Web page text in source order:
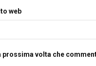
web
prossima volta che